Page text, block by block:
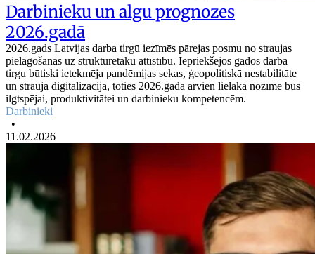
Darbinieku un algu prognozes
2026.gadā
2026.gads Latvijas darba tirgū iezīmēs pārejas posmu no straujas
pielāgošanās uz strukturētāku attīstību. Iepriekšējos gados darba
tirgu būtiski ietekmēja pandēmijas sekas, ģeopolitiskā nestabilitāte
un straujā digitalizācija, toties 2026.gadā arvien lielāka nozīme būs
ilgtspējai, produktivitātei un darbinieku kompetencēm.
Darbinieki
•
11.02.2026